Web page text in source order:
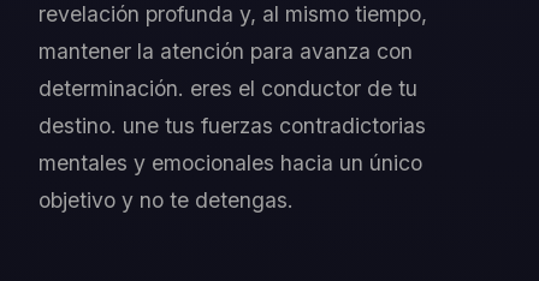
revelación profunda y, al mismo tiempo,
mantener la atención para avanza con
determinación. eres el conductor de tu
destino. une tus fuerzas contradictorias
mentales y emocionales hacia un único
objetivo y no te detengas.